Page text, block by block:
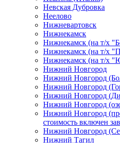
Невская Дубровка
Неелово
Нижневартовск
Нижнекамск
Нижнекамск (на т/х
Нижнекамск (на т/х
Нижнекамск (на т/х
Нижний Новгород
Нижний Новгород
Нижний Новгород
Нижний Новгород
Нижний Новгород
Нижний Новгород
стоимость включен
Нижний Новгород
Нижний Тагил